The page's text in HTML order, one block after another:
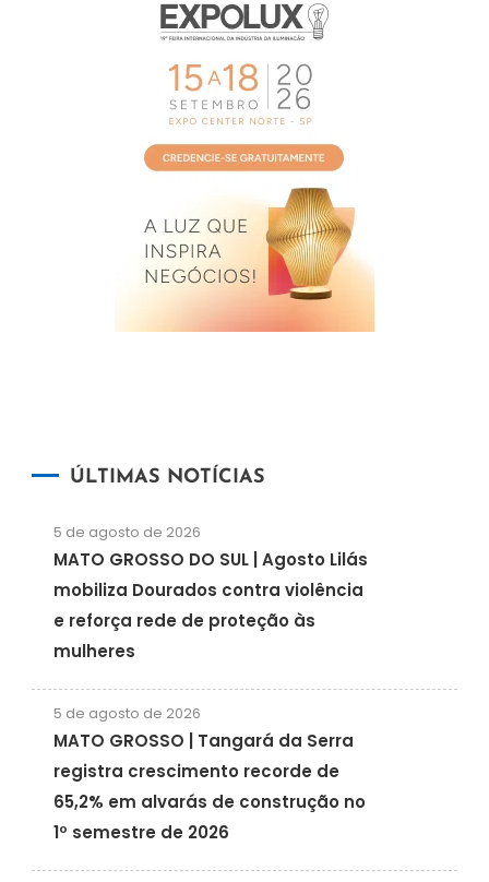
ÚLTIMAS NOTÍCIAS
5 de agosto de 2026
MATO GROSSO DO SUL | Agosto Lilás
mobiliza Dourados contra violência
e reforça rede de proteção às
mulheres
5 de agosto de 2026
MATO GROSSO | Tangará da Serra
registra crescimento recorde de
65,2% em alvarás de construção no
1º semestre de 2026